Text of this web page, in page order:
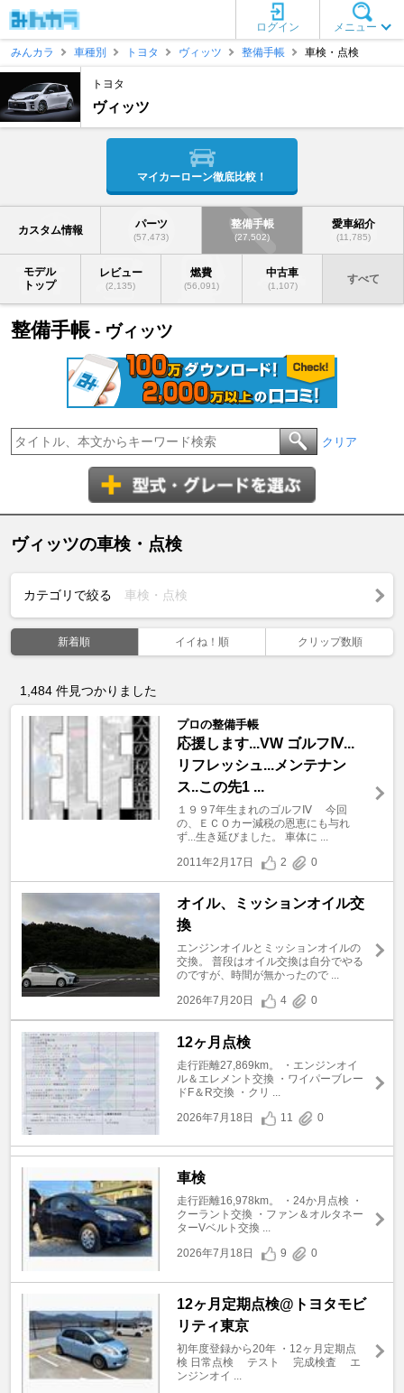
メニュー
ログイン
みんカラ
車種別 トヨタ ヴィッツ 整備手帳 車検・点検
トヨタ
ヴィッツ
マイカーローン徹底比較！
カスタム情報 パーツ
(57,473)
整備手帳
(27,502)
愛車紹介
(11,785)
モデル
トップ
レビュー
(2,135)
燃費
(56,091)
中古車
(1,107)
すべて
整備手帳 - ヴィッツ
クリア
ヴィッツの車検・点検
カテゴリで絞る 車検・点検
新着順 イイね！順 クリップ数順
1,484 件見つかりました
プロの整備手帳
応援します...VW ゴルフⅣ...
リフレッシュ...メンテナン
ス..この先1 ...
１９９7年生まれのゴルフⅣ 今回
の、ＥＣＯカー減税の恩恵にも与れ
ず...生き延びました。 車体に ...
2011年2月17日
2 0
オイル、ミッションオイル交
換
エンジンオイルとミッションオイルの
交換。 普段はオイル交換は自分でやる
のですが、時間が無かったので ...
2026年7月20日
4 0
12ヶ月点検
走行距離27,869km。 ・エンジンオイ
ル＆エレメント交換 ・ワイパーブレー
ドF＆R交換 ・クリ ...
2026年7月18日
11 0
車検
走行距離16,978km。 ・24か月点検 ・
クーラント交換 ・ファン＆オルタネー
ターVベルト交換 ...
2026年7月18日
9 0
12ヶ月定期点検@トヨタモビ
リティ東京
初年度登録から20年 ・12ヶ月定期点
検 日常点検 テスト 完成検査 エ
ンジンオイ ...